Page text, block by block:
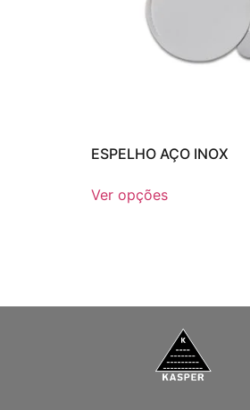
ESPELHO AÇO INOX
Ver opções